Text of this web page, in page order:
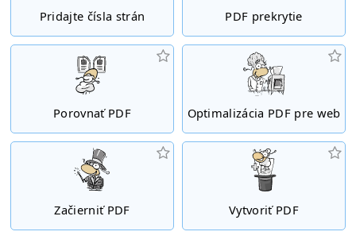
Pridajte čísla strán PDF prekrytie
Porovnať PDF Optimalizácia PDF pre web
Začierniť PDF Vytvoriť PDF